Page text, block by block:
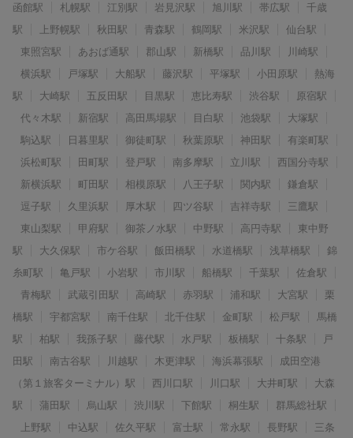
函館駅 札幌駅 江別駅 岩見沢駅 旭川駅 帯広駅
千歳
駅
上野幌駅 秋田駅 青森駅 鶴岡駅 米沢駅
仙台駅
東照宮駅
あおば通駅 郡山駅 新橋駅 品川駅
川崎駅
横浜駅
戸塚駅 大船駅 藤沢駅 平塚駅 小田原駅
熱海
駅
大崎駅 五反田駅 目黒駅 恵比寿駅 渋谷駅
原宿駅
代々木駅
新宿駅 高田馬場駅 目白駅 池袋駅
大塚駅
駒込駅
日暮里駅 御徒町駅 秋葉原駅 神田駅
有楽町駅
浜松町駅
田町駅 登戸駅 南多摩駅 立川駅
西国分寺駅
新横浜駅
町田駅 相模原駅 八王子駅 関内駅
鎌倉駅
逗子駅
久里浜駅 厚木駅 四ツ谷駅 吉祥寺駅
三鷹駅
東山梨駅
甲府駅 御茶ノ水駅 中野駅 高円寺駅
東中野
駅
大久保駅 市ケ谷駅 飯田橋駅 水道橋駅 浅草橋駅
錦
糸町駅
亀戸駅 小岩駅 市川駅 船橋駅 千葉駅
佐倉駅
青梅駅
武蔵引田駅 高崎駅 赤羽駅 浦和駅 大宮駅
栗
橋駅
宇都宮駅 南千住駅 北千住駅 金町駅 松戸駅
馬橋
駅
柏駅 我孫子駅 藤代駅 水戸駅 板橋駅 十条駅
戸
田駅
南古谷駅 川越駅 木更津駅 海浜幕張駅
成田空港
（第１旅客ターミナル）駅
西川口駅 川口駅 大井町駅
大森
駅
蒲田駅 烏山駅 渋川駅 下館駅 桐生駅
群馬総社駅
上野駅
中込駅 佐久平駅 富士駅 常永駅 長野駅
三条